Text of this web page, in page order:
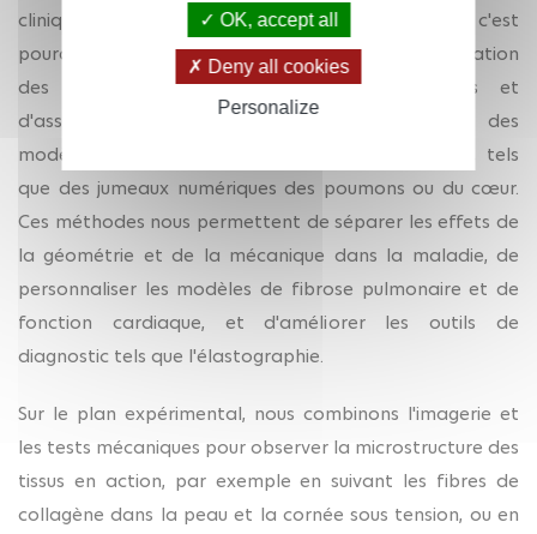
cliniques sont souvent bruitées ou incomplètes, c'est
pourquoi nous concevons des méthodes d'identification
des paramètres, d'adaptation des maillages et
d'assimilation des données afin de construire des
modèles biomécaniques spécifiques aux patients, tels
que des jumeaux numériques des poumons ou du cœur.
Ces méthodes nous permettent de séparer les effets de
la géométrie et de la mécanique dans la maladie, de
personnaliser les modèles de fibrose pulmonaire et de
fonction cardiaque, et d'améliorer les outils de
diagnostic tels que l'élastographie.
Sur le plan expérimental, nous combinons l'imagerie et
les tests mécaniques pour observer la microstructure des
tissus en action, par exemple en suivant les fibres de
collagène dans la peau et la cornée sous tension, ou en
OK, accept all
Deny all cookies
Personalize